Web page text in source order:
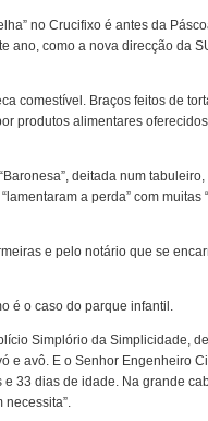
no Crucifixo é antes da
ano, como a nova direcção da
comestível. Braços feitos de
produtos alimentares
deitada num
a perda” com muitas
e pelo notário que se
é o caso do parque infantil.
Simplório da Simplicidade,
e avô. E o Senhor Engenheiro
33 dias de idade. Na grande
necessita”.